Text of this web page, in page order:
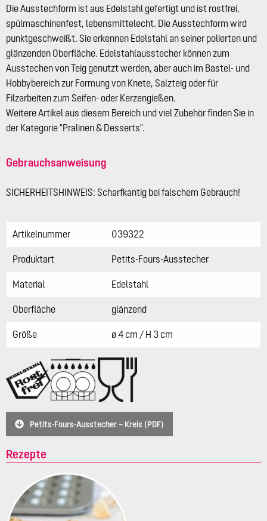
Die Ausstechform ist aus Edelstahl gefertigt und ist rostfrei,
spülmaschinenfest, lebensmittelecht. Die Ausstechform wird
punktgeschweißt. Sie erkennen Edelstahl an seiner polierten und
glänzenden Oberfläche. Edelstahlausstecher können zum
Ausstechen von Teig genutzt werden, aber auch im Bastel- und
Hobbybereich zur Formung von Knete, Salzteig oder für
Filzarbeiten zum Seifen- oder Kerzengießen.
Weitere Artikel aus diesem Bereich und viel Zubehör finden Sie in
der Kategorie "Pralinen & Desserts".
Gebrauchsanweisung
SICHERHEITSHINWEIS: Scharfkantig bei falschem Gebrauch!
Artikelnummer 039322
Produktart Petits-Fours-Ausstecher
Material Edelstahl
Oberfläche glänzend
Größe ø 4 cm / H 3 cm
Petits-Fours-Ausstecher – Kreis (PDF)
Rezepte